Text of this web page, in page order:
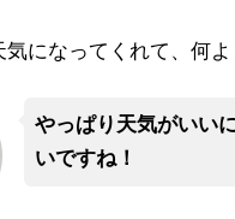
になってくれて、何よ
やっぱり天気がいい
いですね！